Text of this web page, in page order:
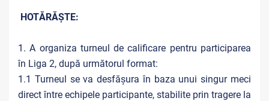
HOTĂRĂȘTE:
1. A organiza turneul de calificare pentru participarea
în Liga 2, după următorul format:
1.1 Turneul se va desfășura în baza unui singur meci
direct între echipele participante, stabilite prin tragere la